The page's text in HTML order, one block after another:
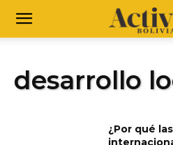
desarrollo
¿Por qué